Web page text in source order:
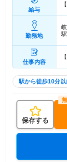
給与
勤務地
仕事内容
駅から徒歩10分
保存する